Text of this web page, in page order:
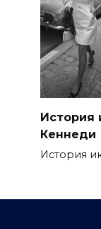
История
Кеннеди
История